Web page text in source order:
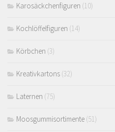
Karosäckchenfiguren (10)
Kochlöffelfiguren (14)
Körbchen (3)
Kreativkartons (32)
Laternen (75)
Moosgummisortimente (51)